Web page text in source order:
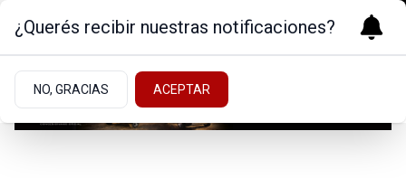
¿Querés recibir nuestras notificaciones?
NO, GRACIAS ACEPTAR